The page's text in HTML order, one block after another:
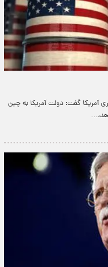
آمریکا گفت: دولت آمریکا به چین